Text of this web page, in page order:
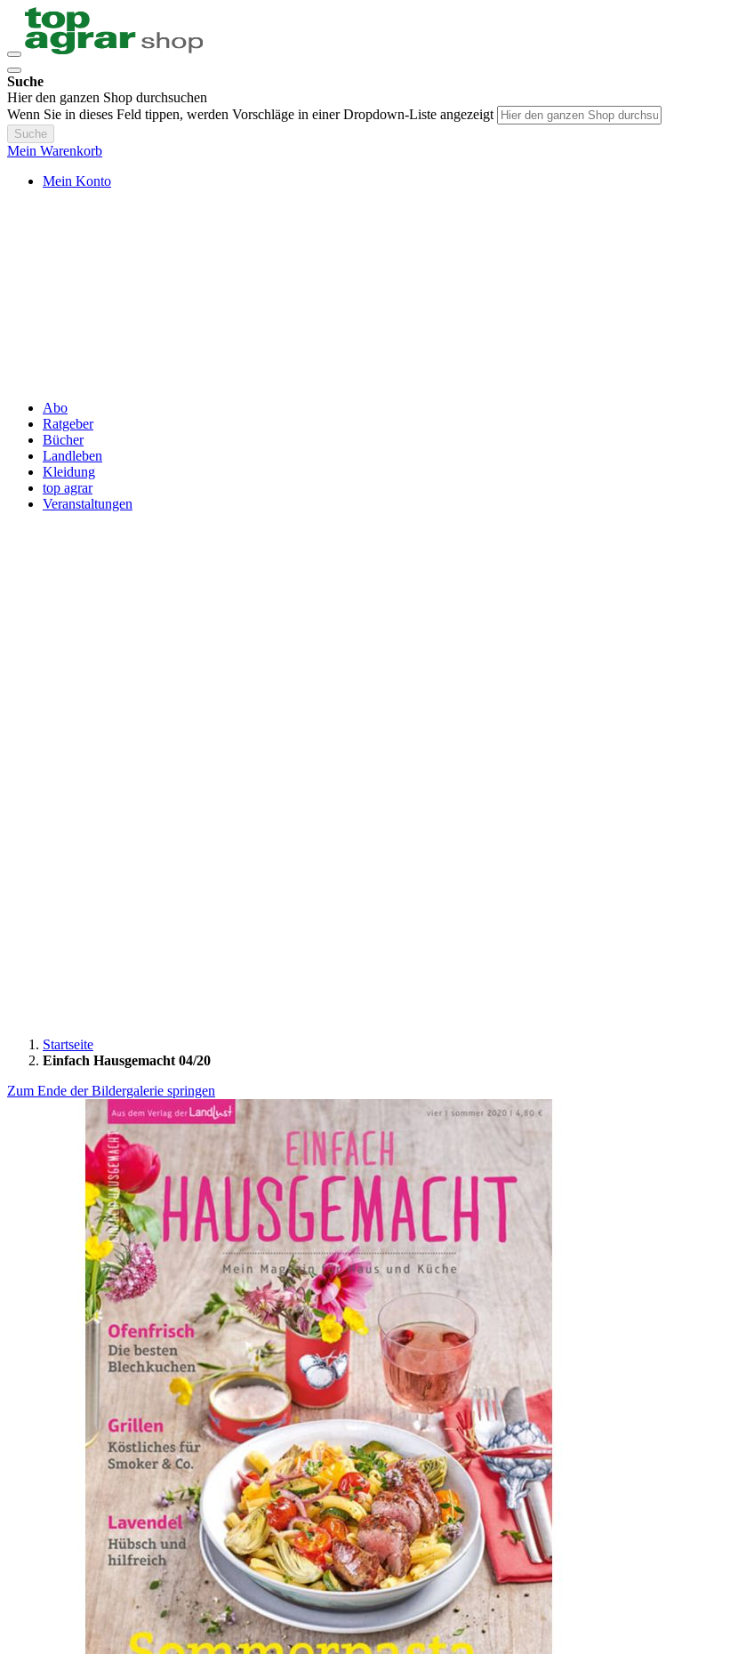
Suche
Hier den ganzen Shop durchsuchen
Wenn Sie in dieses Feld tippen, werden Vorschläge in einer Dropdown-Liste angezeigt
Suche
Mein Warenkorb
Mein Konto
Abo
Ratgeber
Bücher
Landleben
Kleidung
top agrar
Veranstaltungen
Startseite
Einfach Hausgemacht 04/20
Zum Ende der Bildergalerie springen